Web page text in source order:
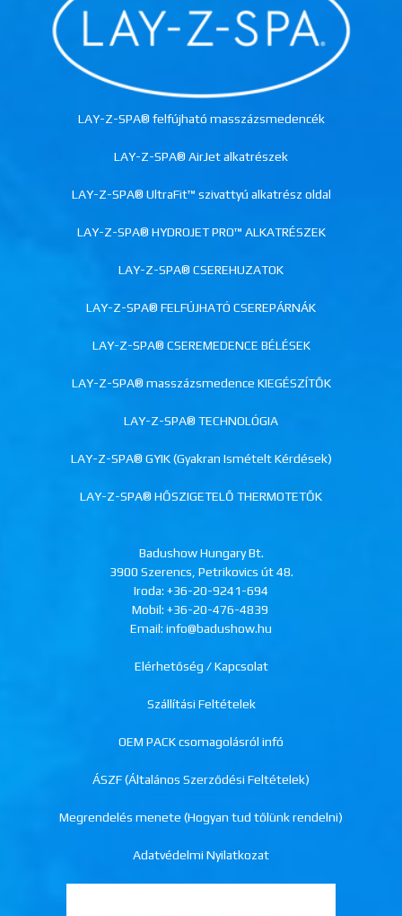
LAY-Z-SPA® felfújható masszázsmedencék
LAY-Z-SPA® AirJet alkatrészek
LAY-Z-SPA® UltraFit™ szivattyú alkatrész oldal
LAY-Z-SPA® HYDROJET PRO™ ALKATRÉSZEK
LAY-Z-SPA® CSEREHUZATOK
LAY-Z-SPA® FELFÚJHATÓ CSEREPÁRNÁK
LAY-Z-SPA® CSEREMEDENCE BÉLÉSEK
LAY-Z-SPA® masszázsmedence KIEGÉSZÍTŐK
LAY-Z-SPA® TECHNOLÓGIA
LAY-Z-SPA® GYIK (Gyakran Ismételt Kérdések)
LAY-Z-SPA® HŐSZIGETELŐ THERMOTETŐK
Badushow Hungary Bt.
3900 Szerencs, Petrikovics út 48.
Iroda: +36-20-9241-694
Mobil: +36-20-476-4839
Email: info@badushow.hu
Elérhetőség / Kapcsolat
Szállítási Feltételek
OEM PACK csomagolásról infó
ÁSZF (Általános Szerződési Feltételek)
Megrendelés menete (Hogyan tud tőlünk rendelni)
Adatvédelmi Nyilatkozat